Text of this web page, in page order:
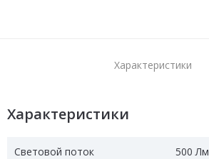
Характеристики
Характеристики
Световой поток 500 Лм